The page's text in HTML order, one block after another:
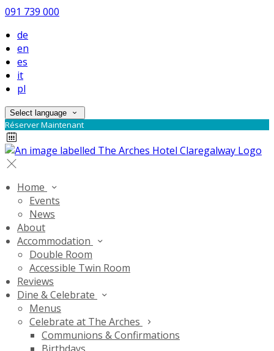
091 739 000
de
en
es
it
pl
Select language
Réserver Maintenant
Home
Events
News
About
Accommodation
Double Room
Accessible Twin Room
Reviews
Dine & Celebrate
Menus
Celebrate at The Arches
Communions & Confirmations